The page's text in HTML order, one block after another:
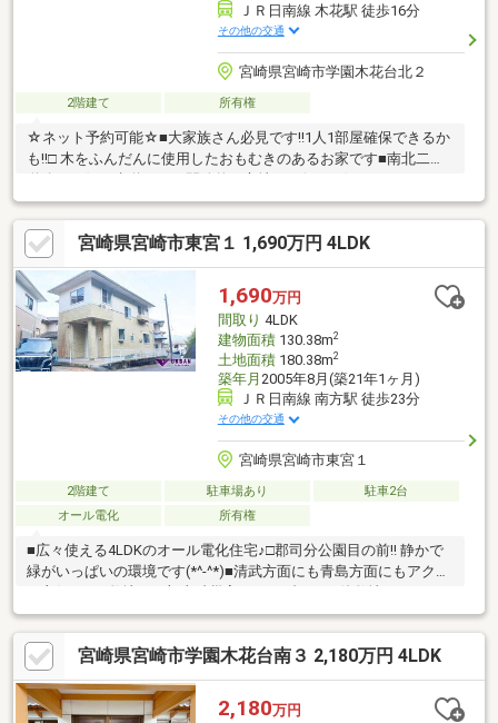
ＪＲ日南線 木花駅 徒歩16分
その他の交通
宮崎県宮崎市学園木花台北２
2階建て 所有権
☆ネット予約可能☆■大家族さん必見です!!1人1部屋確保できるか
も!!□ 木をふんだんに使用したおもむきのあるお家です■南北二方
道路で西側は歩道なので開放的な立地です(*^▽^*)♪
宮崎県宮崎市東宮１ 1,690万円 4LDK
1,690万円
間取り 4LDK
建物面積130.38m2
土地面積180.38m2
築年月 2005年8月(築21年1ヶ月)
ＪＲ日南線 南方駅 徒歩23分
その他の交通
宮崎県宮崎市東宮１
2階建て 駐車場あり
駐車2台
オール電化
所有権
■広々使える4LDKのオール電化住宅♪□郡司分公園目の前!! 静かで
緑がいっぱいの環境です(*^-^*)■清武方面にも青島方面にもアクセ
ーゾーン
宮崎県宮崎市学園木花台南３ 2,180万円 4LDK
2,180万円